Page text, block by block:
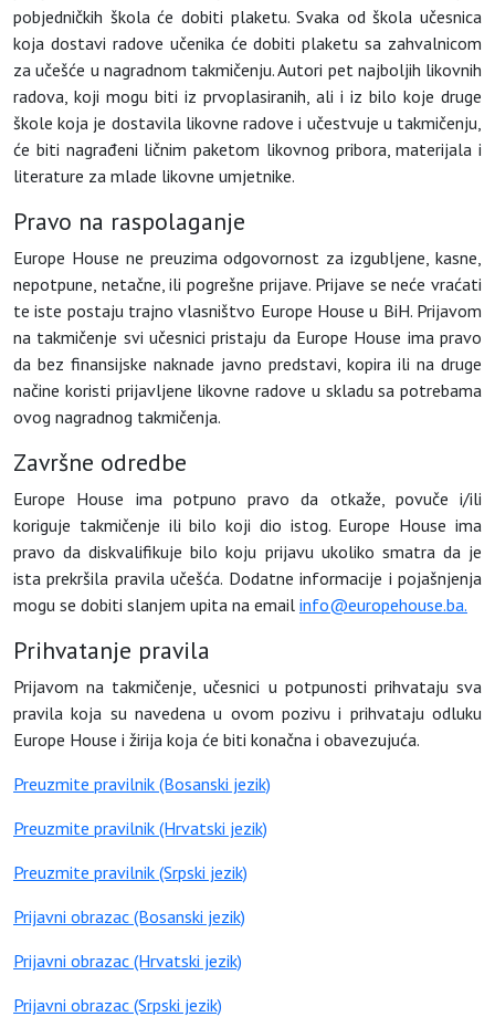
pobjedničkih škola će dobiti plaketu. Svaka od škola učesnica
koja dostavi radove učenika će dobiti plaketu sa zahvalnicom
za učešće u nagradnom takmičenju. Autori pet najboljih likovnih
radova, koji mogu biti iz prvoplasiranih, ali i iz bilo koje druge
škole koja je dostavila likovne radove i učestvuje u takmičenju,
će biti nagrađeni ličnim paketom likovnog pribora, materijala i
literature za mlade likovne umjetnike.
Pravo na raspolaganje
Europe House ne preuzima odgovornost za izgubljene, kasne,
nepotpune, netačne, ili pogrešne prijave. Prijave se neće vraćati
te iste postaju trajno vlasništvo Europe House u BiH. Prijavom
na takmičenje svi učesnici pristaju da Europe House ima pravo
da bez finansijske naknade javno predstavi, kopira ili na druge
načine koristi prijavljene likovne radove u skladu sa potrebama
ovog nagradnog takmičenja.
Završne odredbe
Europe House ima potpuno pravo da otkaže, povuče i/ili
koriguje takmičenje ili bilo koji dio istog. Europe House ima
pravo da diskvalifikuje bilo koju prijavu ukoliko smatra da je
ista prekršila pravila učešća. Dodatne informacije i pojašnjenja
mogu se dobiti slanjem upita na email info@europehouse.ba.
Prihvatanje pravila
Prijavom na takmičenje, učesnici u potpunosti prihvataju sva
pravila koja su navedena u ovom pozivu i prihvataju odluku
Europe House i žirija koja će biti konačna i obavezujuća.
Preuzmite pravilnik (Bosanski jezik)
Preuzmite pravilnik (Hrvatski jezik)
Preuzmite pravilnik (Srpski jezik)
Prijavni obrazac (Bosanski jezik)
Prijavni obrazac (Hrvatski jezik)
Prijavni obrazac (Srpski jezik)